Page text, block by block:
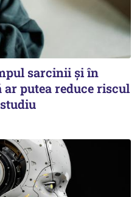
sarcinii și în
putea reduce riscul